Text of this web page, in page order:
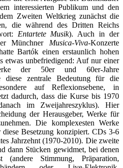
interessierten Publikum und den
Zweiten Weltkrieg zunächst die
die während des Dritten Reichs
Entartete Musik). Auch in der
Münchner Musica-Viva-Konzerte
Bartók einen erstaunlich hohen
etwas unbefriedigend: Auf nur einer
der 50er und 60er-Jahre
diese zentrale Bedeutung für die
auf Reflexionsebene, in
dadurch, dass die Kurse bis 1970
im Zweijahreszyklus). Hier
der Herausgeber, Werke für
Die komplexesten Werke
Besetzung konzipiert. CDs 3-6
Jahrzehnt (1970-2010). Die zweite
dann Stücken gewidmet, bei denen
Stimmung, Präparation,